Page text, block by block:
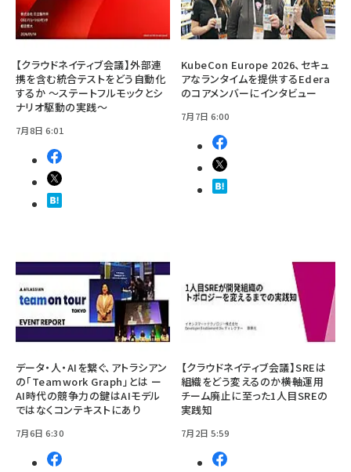
【クラウドネイティブ会議】外部連
携を含む統合テストをどう自動化
するか ～ステートフルモックとシ
ナリオ駆動の実践～
7月8日 6:01
KubeCon Europe 2026、セキュ
アなランタイムを提供するEdera
のコアメンバーにインタビュー
7月7日 6:00
データ・人・AIを繋ぐ、アトラシアン
の「Teamwork Graph」とは ー
AI時代の競争力の鍵はAIモデル
ではなくコンテキストにあり
7月6日 6:30
【クラウドネイティブ会議】SREは
組織をどう変えるのか――横軸運用
チーム廃止に至った1人目SREの
実践知
7月2日 5:59